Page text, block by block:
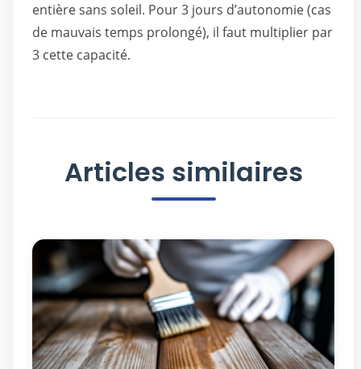
entière sans soleil. Pour 3 jours d’autonomie (cas
de mauvais temps prolongé), il faut multiplier par
3 cette capacité.
Articles similaires